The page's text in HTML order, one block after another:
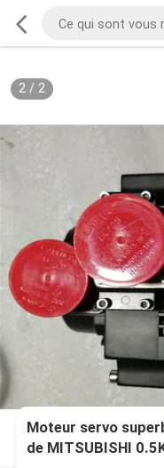
2/ 2
Moteur servo
de MITSUBISHI